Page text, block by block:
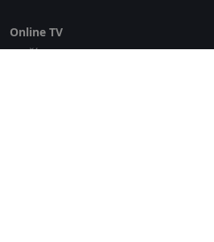
Online TV
Lepší.TV